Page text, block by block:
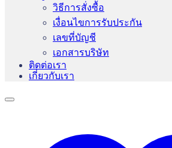
วิธีการสั่งซื้อ
เงื่อนไขการรับประกัน
เลขที่บัญชี
เอกสารบริษัท
ติดต่อเรา
เกี่ยวกับเรา